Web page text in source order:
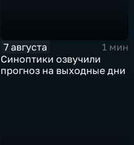
7 августа
1 мин
Синоптики озвучили
прогноз на выходные дни